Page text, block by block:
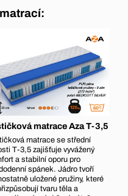
matrace Aza T-3,5
matrace se střední
T-3,5 zajišťuje vyvážený
a stabilní oporu pro
spánek. Jádro tvoří
uložené pružiny, které
tvaru těla a